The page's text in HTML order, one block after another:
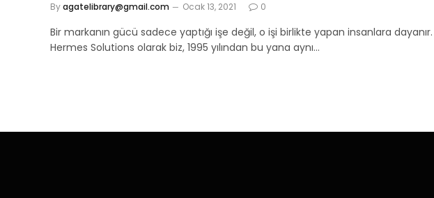
Byagatelibrary@gmail.com Ocak 13, 2021 0
Bir markanın gücü sadece yaptığı işe değil, o işi birlikte yapan insanlara dayanır.
Hermes Solutions olarak biz, 1995 yılından bu yana aynı…